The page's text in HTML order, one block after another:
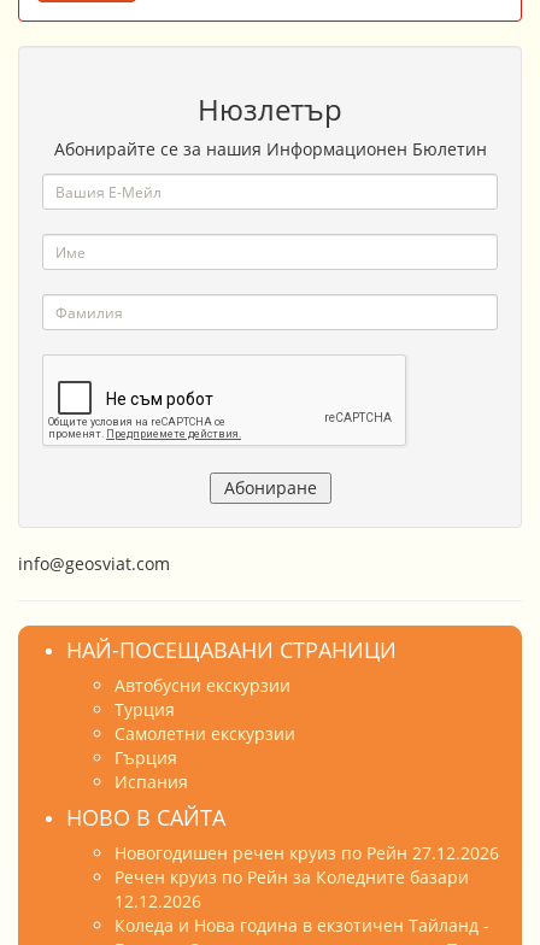
Нюзлетър
Абонирайте се за нашия Информационен Бюлетин
info@geosviat.com
НАЙ-ПОСЕЩАВАНИ СТРАНИЦИ
Автобусни екскурзии
Турция
Самолетни екскурзии
Гърция
Испания
НОВО В САЙТА
Новогодишен речен круиз по Рейн 27.12.2026
Речен круиз по Рейн за Коледните базари
12.12.2026
Коледа и Нова година в екзотичен Тайланд -